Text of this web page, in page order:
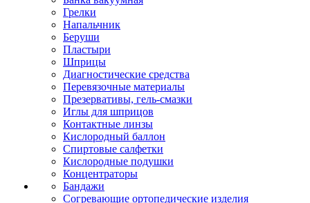
Грелки
Напальчник
Беруши
Пластыри
Шприцы
Диагностические средства
Перевязочные материалы
Презервативы, гель-смазки
Иглы для шприцов
Контактные линзы
Кислородный баллон
Спиртовые салфетки
Кислородные подушки
Концентраторы
Бандажи
Согревающие ортопедические изделия